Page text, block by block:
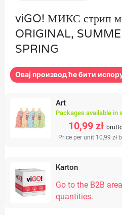
viGO! МИКС стрип
ORIGINAL,
SPRING
Овај производ ће бити
Art
Packages available in
10,99 zł
Price per unit 10,99 zł
Karton
Go to the B2B
quantities.